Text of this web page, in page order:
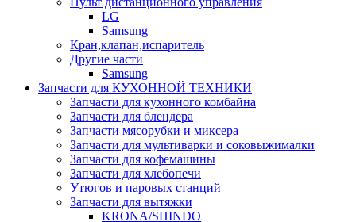
LG
Samsung
Кран,клапан,испаритель
Другие части
Samsung
Запчасти для КУХОННОЙ ТЕХНИКИ
Запчасти для кухонного комбайна
Запчасти для блендера
Запчасти мясорубки и миксера
Запчасти для мультиварки и соковыжималки
Запчасти для кофемашины
Запчасти для хлебопечи
Утюгов и паровых станций
Запчасти для вытяжки
KRONA/SHINDO